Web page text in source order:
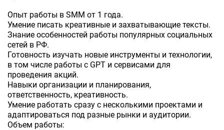
Опыт работы в SMM от 1 года.
Умение писать креативные и захватывающие тексты.
Знание особенностей работы популярных социальных
сетей в РФ.
Готовность изучать новые инструменты и технологии,
в том числе работы с GPT и сервисами для
проведения акций.
Навыки организации и планирования,
ответственность, креативность.
Умение работать сразу с несколькими проектами и
адаптироваться под разные рынки и аудитории.
Объем работы: